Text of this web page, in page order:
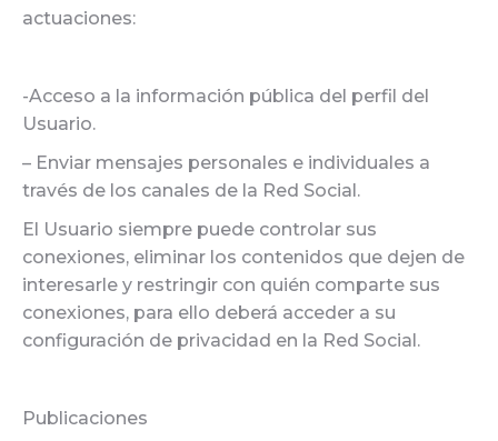
actuaciones:
-Acceso a la información pública del perfil del
Usuario.
– Enviar mensajes personales e individuales a
través de los canales de la Red Social.
El Usuario siempre puede controlar sus
conexiones, eliminar los contenidos que dejen de
interesarle y restringir con quién comparte sus
conexiones, para ello deberá acceder a su
configuración de privacidad en la Red Social.
Publicaciones